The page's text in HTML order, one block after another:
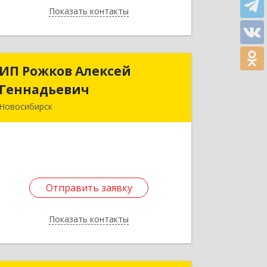
Показать контакты
Назад
ИП Рожков Алексей
Геннадьевич
Новосибирск
Отправить заявку
Показать контакты
ИП Рожков Алексей
Подробнее